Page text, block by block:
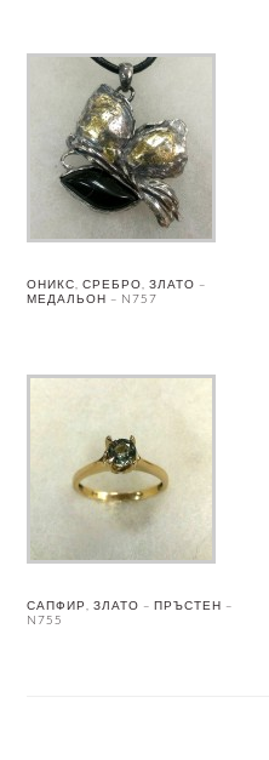
ОНИКС, СРЕБРО, ЗЛАТО –
МЕДАЛЬОН – N757
САПФИР, ЗЛАТО – ПРЪСТЕН –
N755